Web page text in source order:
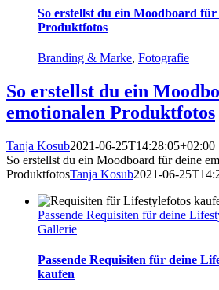
So erstellst du ein Moodboard für
Produktfotos
Branding & Marke, Fotografie
So erstellst du ein
emotionalen Produktfotos
Tanja Kosub2021-06-25T14:28:05+02:00
So erstellst du ein Moodboard für deine
ProduktfotosTanja Kosub2021-06-
Passende Requisiten für deine
Gallerie
Passende Requisiten für deine
kaufen